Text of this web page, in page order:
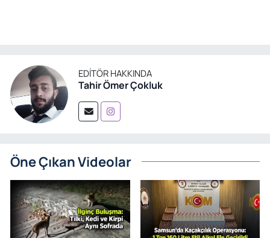
EDITÖR HAKKINDA
Tahir Ömer Çokluk
Öne Çıkan Videolar